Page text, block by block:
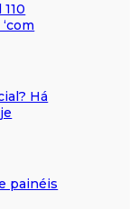
Há
painéis